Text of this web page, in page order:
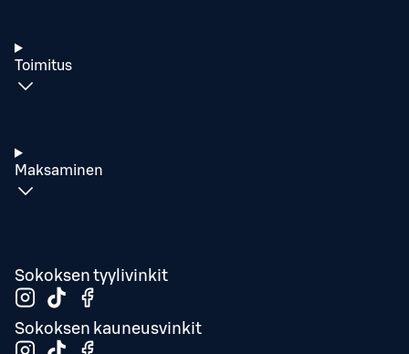
Toimitus
Maksaminen
Sokoksen tyylivinkit
Sokoksen kauneusvinkit